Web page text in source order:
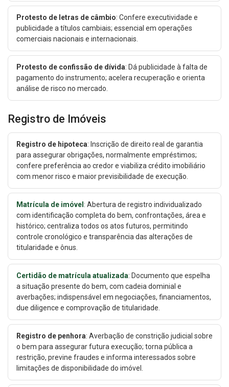
Protesto de letras de câmbio: Confere executividade e
publicidade a títulos cambiais; essencial em operações
comerciais nacionais e internacionais.
Protesto de confissão de dívida: Dá publicidade à falta de
pagamento do instrumento; acelera recuperação e orienta
análise de risco no mercado.
Registro de Imóveis
Registro de hipoteca: Inscrição de direito real de garantia
para assegurar obrigações, normalmente empréstimos;
confere preferência ao credor e viabiliza crédito imobiliário
com menor risco e maior previsibilidade de execução.
Matrícula de imóvel : Abertura de registro individualizado
com identificação completa do bem, confrontações, área e
histórico; centraliza todos os atos futuros, permitindo
controle cronológico e transparência das alterações de
titularidade e ônus.
Certidão de matrícula atualizada: Documento que espelha
a situação presente do bem, com cadeia dominial e
averbações; indispensável em negociações, financiamentos,
due diligence e comprovação de titularidade.
Registro de penhora: Averbação de constrição judicial sobre
o bem para assegurar futura execução; torna pública a
restrição, previne fraudes e informa interessados sobre
limitações de disponibilidade do imóvel.